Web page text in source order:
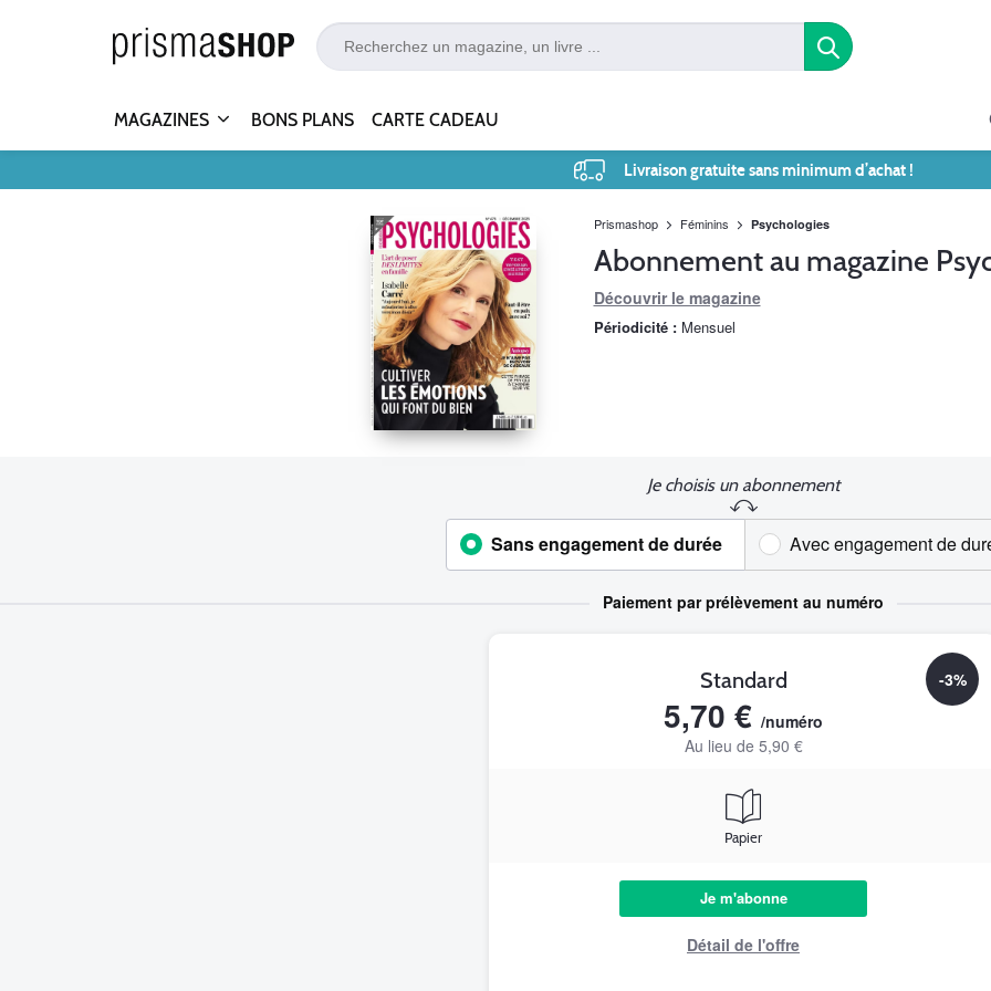
MAGAZINES BONS PLANS CARTE CADEAU
Livraison gratuite sans minimum d’achat !
Prismashop Féminins Psychologies
Abonnement au magazine
Découvrir le magazine
Périodicité : Mensuel
Je choisis un abonnement
Sans engagement de durée Avec engagement de
Paiement par prélèvement au numéro
-3%
Standard
5,70 € /numéro
Au lieu de 5,90 €
Papier
Je m'abonne
Détail de l'offre